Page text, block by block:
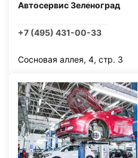
Автосервис Зеленоград
+7 (495) 431-00-33
Сосновая аллея, 4, стр. 3